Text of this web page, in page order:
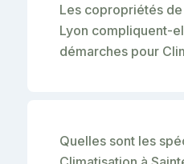
Les copropriétés
Lyon compliquent-
démarches pour
Quelles sont les